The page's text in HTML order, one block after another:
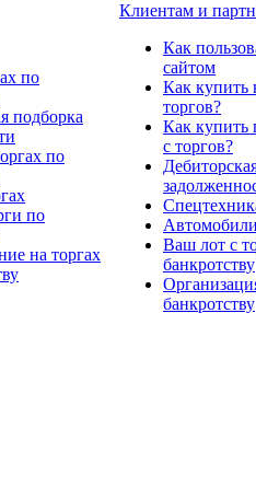
по
подборка
по
по
на торгах
Клиентам и
Как
сайтом
Как купить
торгов?
Как купить
с торгов?
Автомобили
Ваш лот с
банкротству
банкротству